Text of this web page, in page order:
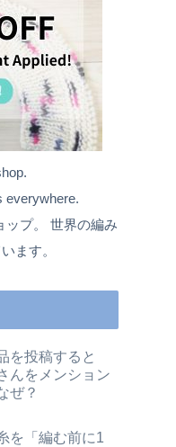
everywhere.
ップ。 世界の編み
ます。
を投稿すると
んをメンション
ぜ？
を「編む前に1